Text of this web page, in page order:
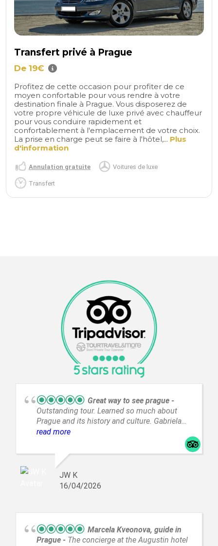
Transfert privé à Prague
De 19€
Profitez de cette occasion pour profiter de ce
moyen confortable pour vous rendre à votre
destination finale à Prague. Vous disposerez de
votre propre véhicule de luxe privé avec chauffeur
pour vous conduire rapidement et
confortablement à l'emplacement de votre choix.
La prise en charge peut se faire à l'hôtel,... Plus
d'information
Annulation gratuite Voitures de luxe
Transfert
Great way to see prague
Outstanding tour. Learned so much about
Prague and its history and culture. Gabriela
was funny and friendly and knowledgeable.
read more
JW K
16/04/2026
Marcela Kveonova, guide in
Prague
The concierge at the Augustin hotel